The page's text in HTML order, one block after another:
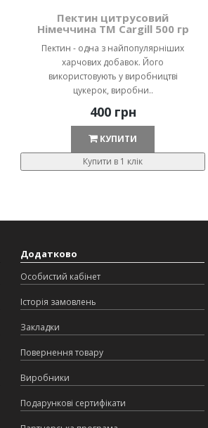
Пектин цитрусовий
Німеччина ТМ Cargill 500 гр
Пектин - одна з найпопулярніших
харчових добавок. Його
використовують у виробництві
цукерок, виробни..
400 грн
КУПИТИ
Купити в 1 клік
Додатково
Особистий кабінет
Історія замовлень
Закладки
Повернення товару
Виробники
Подарункові сертифікати